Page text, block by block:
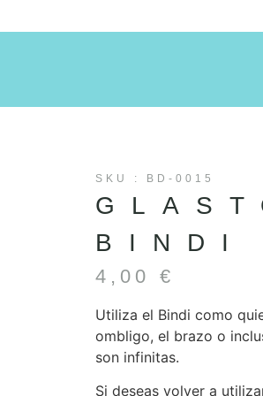
SKU : BD-0015
BINDI
4,00 €
Utiliza el Bindi como
ombligo, el brazo o
son infinitas.
Si deseas volver a